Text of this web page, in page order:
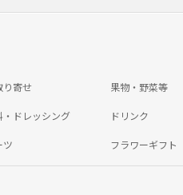
り寄せ 果物・野菜等
・ドレッシング ドリンク
ツ フラワーギフト